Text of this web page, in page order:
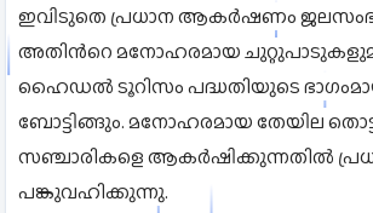
ഇവിടുതെ പ്രധാന ആകർഷണം
അതിൻറെ മനോഹരമായ
ഹൈഡൽ ടൂറിസം പദ്ധതിയുടെ
ബോട്ടിങ്ങും. മനോഹരമായ തേയില
സഞ്ചാരികളെ ആകർഷിക്കുന്നതിൽ
പങ്കുവഹിക്കുന്നു.